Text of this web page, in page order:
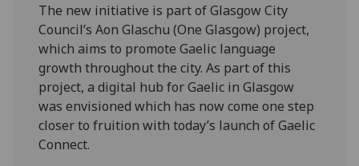
The new initiative is part of Glasgow City
Council’s Aon Glaschu (One Glasgow) project,
which aims to promote Gaelic language
growth throughout the city. As part of this
project, a digital hub for Gaelic in Glasgow
was envisioned which has now come one step
closer to fruition with today’s launch of Gaelic
Connect.